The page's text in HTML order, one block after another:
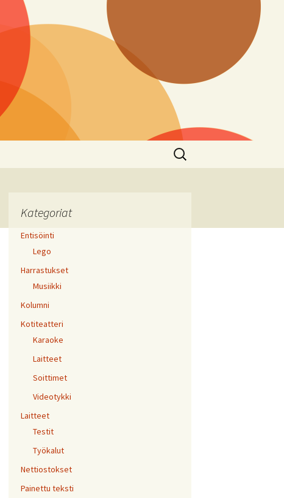
Haku:
Kategoriat
Entisöinti
Lego
Harrastukset
Musiikki
Kolumni
Kotiteatteri
Karaoke
Laitteet
Soittimet
Videotykki
Laitteet
Testit
Työkalut
Nettiostokset
Painettu teksti